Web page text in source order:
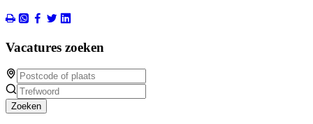
Vacatures zoeken
Zoeken